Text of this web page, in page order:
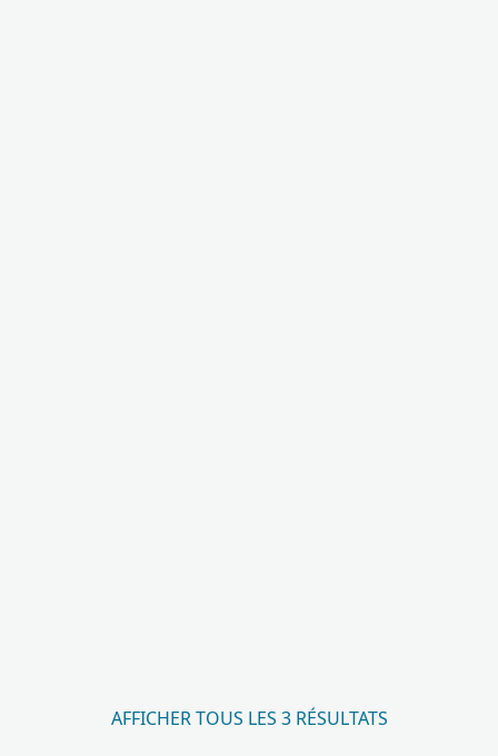
AFFICHER TOUS LES 3 RÉSULTATS